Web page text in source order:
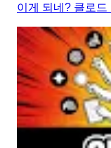
이게 되네? 클로드